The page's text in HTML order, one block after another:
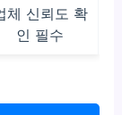
체 신뢰도 확
인 필수